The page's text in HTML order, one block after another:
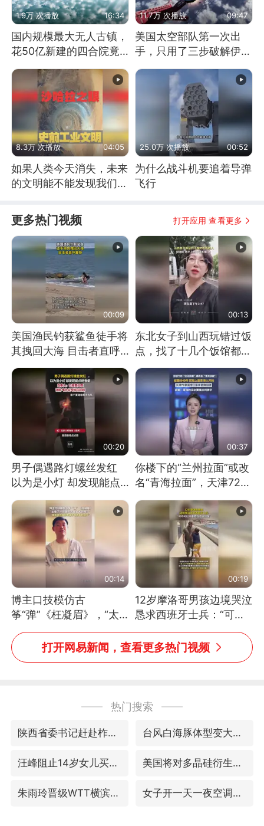
1.9万 次播放 16:34
国内规模最大无人古镇，
花50亿新建的四合院竟
11.7万 次播放 09:47
美国太空部队第一次出
手，只用了三步破解伊朗
8.3万 次播放 04:05
如果人类今天消失，未来
的文明能不能发现我们存
25.0万 次播放 00:52
为什么战斗机要追着导弹
飞行
更多热门视频 打开应用 查看更多
00:09
美国渔民钓获鲨鱼徒手将
其拽回大海 目击者直呼
震惊 （视频来源：参考
消息）
00:13
东北女子到山西玩错过饭
点，找了十几个饭馆都没
开门：午休到几点
00:20
男子偶遇路灯螺丝发红
以为是小灯 却发现能点
燃香烟 当事人：已报警
处理
00:37
你楼下的“兰州拉面”或改
名“青海拉面”，天津72家
面馆已集体更换招牌
00:14
博主口技模仿古
筝“弹”《枉凝眉》，“太
像了～你是吃古筝长大的
吗？”“或将成为首位考级
不带古筝的选手。”（来
00:19
12岁摩洛哥男孩边境哭泣
恳求西班牙士兵：“可不
可以不要把我遣返回国”
打开网易新闻，查看更多热门视频
热门搜索
陕西省委书记赶赴柞水县杏坪镇 台风白海豚体型变大近似13个浙江面积
汪峰阻止14岁女儿买大牌 美国将对多晶硅衍生品加征15%关税
朱雨玲晋级WTT横滨冠军赛女单八强 女子开一天一夜空调后二氧化碳中毒